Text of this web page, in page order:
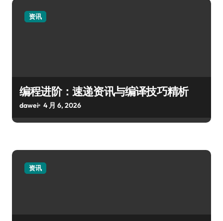
资讯
编程进阶：速递资讯与编译技巧精析
dawei 4 月 6, 2026
资讯